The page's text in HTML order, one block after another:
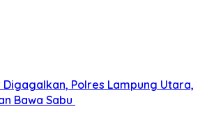
Digagalkan, Polres Lampung Utara,
Bawa Sabu